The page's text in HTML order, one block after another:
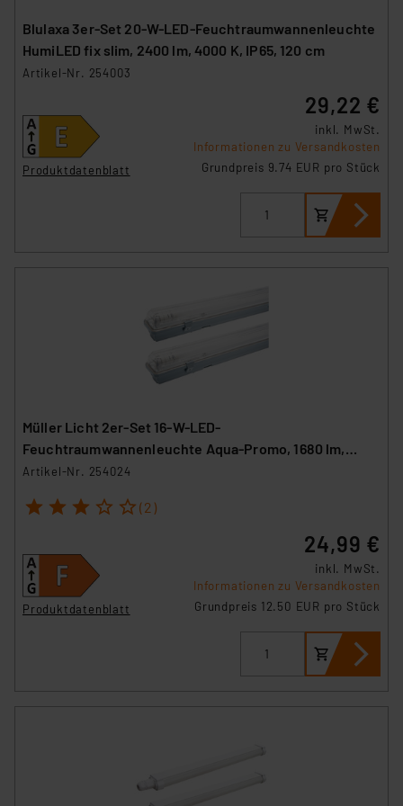
Europäischen Kommission sowie einer eigenen
Beurteilung der mit der Datenübermittlung,
insbesondere der Art der übermittelten Daten,
Impressum Datenschutzerklärung
Blulaxa 3er-Set 20-W-LED-Feuchtraumwannenleuchte
HumiLED fix slim, 2400 lm, 4000 K, IP65, 120 cm
Artikel-Nr. 254003
Produktdatenblatt
29,22 €
inkl. MwSt.
Informationen zu Versandkosten
Grundpreis 9.74 EUR pro Stück
Müller Licht 2er-Set 16-W-LED-
Feuchtraumwannenleuchte Aqua-Promo, 1680 lm,
4000 K, IP65, 120 cm
Artikel-Nr. 254024
1 2 3 4 5 (2)
Produktdatenblatt
24,99 €
inkl. MwSt.
Informationen zu Versandkosten
Grundpreis 12.50 EUR pro Stück